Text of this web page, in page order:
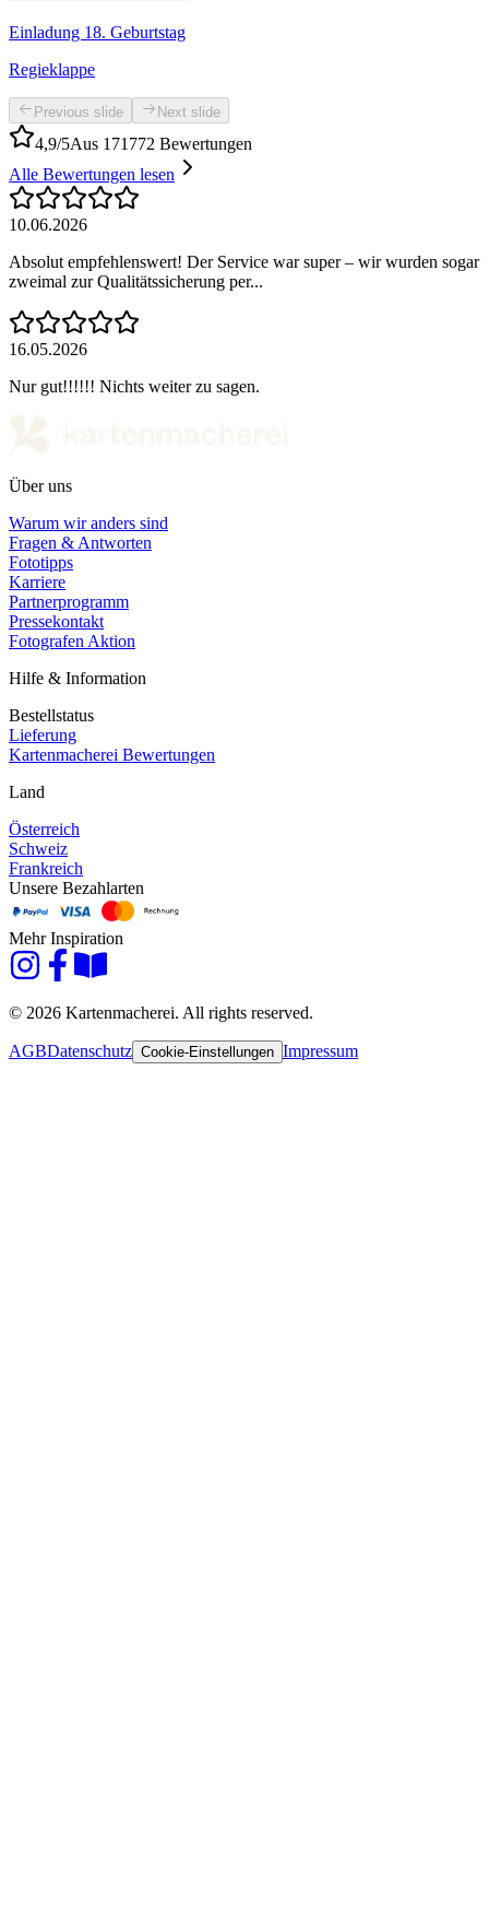
Einladung 18. Geburtstag
Regieklappe
Previous slide Next slide
4,9/5Aus 171772 Bewertungen
Alle Bewertungen lesen
10.06.2026
Absolut empfehlenswert! Der Service war super – wir wurden sogar
zweimal zur Qualitätssicherung per...
16.05.2026
Nur gut!!!!!! Nichts weiter zu sagen.
Über uns
Warum wir anders sind
Fragen & Antworten
Fototipps
Karriere
Partnerprogramm
Pressekontakt
Fotografen Aktion
Hilfe & Information
Bestellstatus
Lieferung
Kartenmacherei Bewertungen
Land
Österreich
Schweiz
Frankreich
Unsere Bezahlarten
Mehr Inspiration
© 2026 Kartenmacherei. All rights reserved.
AGBDatenschutz Cookie-Einstellungen Impressum